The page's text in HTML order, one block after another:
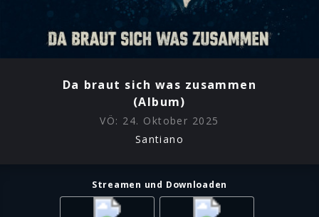
Da braut sich was zusammen
(Album)
VÖ: 24. Oktober 2025
Santiano
Streamen und Downloaden